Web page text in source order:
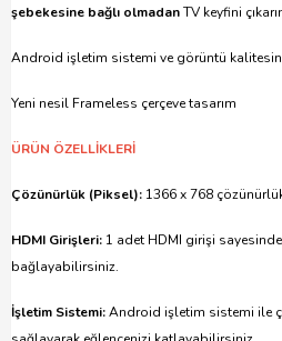
şebekesine bağlı olmadanTV keyfini
Android işletim sistemi ve görüntü
Yeni nesil Frameless çerçeve tasarım
ÜRÜN ÖZELLİKLERİ
Çözünürlük (Piksel): 1366 x 768
HDMI Girişleri: 1 adet HDMI girişi
bağlayabilirsiniz.
İşletim Sistemi:Android işletim sistemi ile